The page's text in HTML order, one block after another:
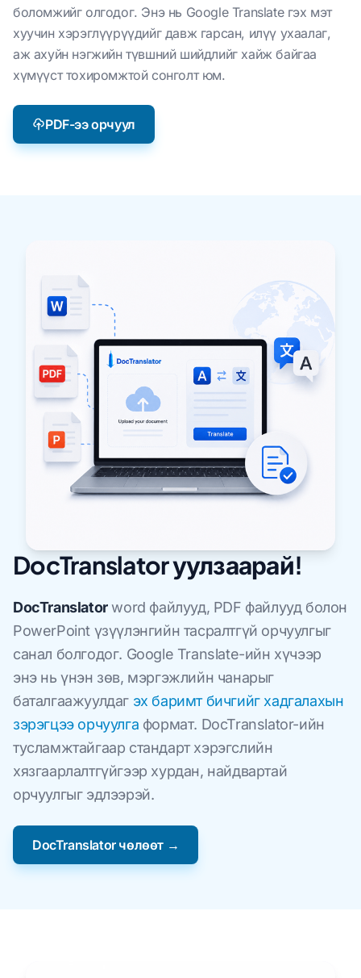
боломжийг олгодог. Энэ нь Google Translate гэх мэт
хуучин хэрэглүүрүүдийг давж гарсан, илүү ухаалаг,
аж ахуйн нэгжийн түвшний шийдлийг хайж байгаа
хүмүүст тохиромжтой сонголт юм.
PDF-ээ орчуул
DocTranslator уулзаарай!
DocTranslatorword файлууд, PDF файлууд болон
PowerPoint үзүүлэнгийн тасралтгүй орчуулгыг
санал болгодог. Google Translate-ийн хүчээр
энэ нь үнэн зөв, мэргэжлийн чанарыг
баталгаажуулдаг эх баримт бичгийг хадгалахын
зэрэгцээ орчуулга формат. DocTranslator-ийн
тусламжтайгаар стандарт хэрэгслийн
хязгаарлалтгүйгээр хурдан, найдвартай
орчуулгыг эдлээрэй.
DocTranslator чөлөөт →